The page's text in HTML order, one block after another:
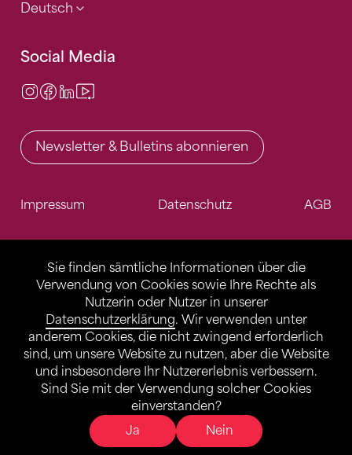
Sie finden sämtliche Informationen über die
Verwendung von Cookies sowie Ihre Rechte als
Nutzerin oder Nutzer in unserer
Datenschutzerklärung. Wir verwenden unter
anderem Cookies, die nicht zwingend erforderlich
sind, um unsere Website zu nutzen, aber die Website
und insbesondere Ihr Nutzererlebnis verbessern.
Sind Sie mit der Verwendung solcher Cookies
einverstanden?
Ja
Nein
Deutsch
Social Media
Instagram
Facebook
LinkedIn
Newsletter & Bulletins abonnieren
Impressum Datenschutz AGB